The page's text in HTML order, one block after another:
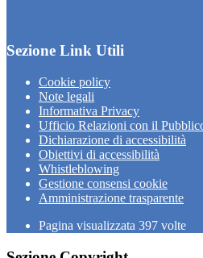
Sezione Link Utili
Cookie policy
Note legali
Informativa Privacy
Ufficio Relazioni con il
Dichiarazione di accessibilità
Obiettivi di accessibilità
Whistleblowing
Gestione consensi cookie
Amministrazione trasparente
Pagina visualizzata 397 volte